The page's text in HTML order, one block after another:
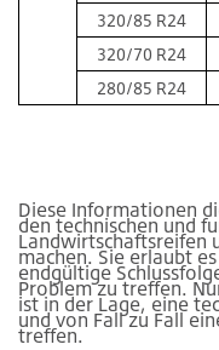
320/85 R24
320/70 R24
280/85 R24
Diese Informationen
den technischen und
Landwirtschaftsreifen
machen. Sie erlaubt
endgültige
Problem zu treffen.
ist in der Lage, eine
und von Fall zu Fall
treffen.